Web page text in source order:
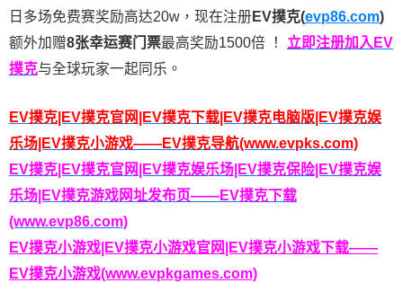
日多场免费赛奖励高达20w，现在注册 EV撲克(evp86.com)
额外加赠8张幸运赛门票最高奖励1500倍 ！ 立即注册加入EV
撲克与全球玩家一起同乐。
EV撲克|EV撲克官网|EV撲克下载|EV撲克电脑版|EV撲克娱
乐场|EV撲克小游戏——EV撲克导航(www.evpks.com)
EV撲克|EV撲克官网|EV撲克娱乐场|EV撲克保险|EV撲克娱
乐场|EV撲克游戏网址发布页——EV撲克下载
(www.evp86.com)
EV撲克小游戏|EV撲克小游戏官网|EV撲克小游戏下载——
EV撲克小游戏(www.evpkgames.com)